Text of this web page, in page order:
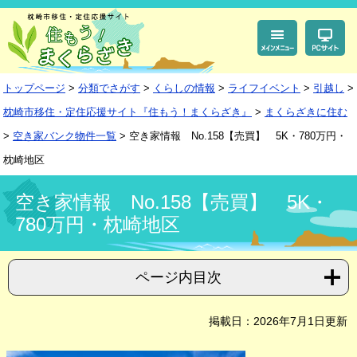
ペ
の
で
す。
メ
ー
ば
し
て
本
へ
トップページ > 分類でさがす > くらしの情報 > ライフイベント > 引越し >
枕崎市移住・定住応援サイト『住もう！まくらざき』 > まくらざきに住む
> 空き家バンク物件一覧 > 空き家情報 No.158【売買】 5K・780万円・
枕崎地区
文 空き家情報 No.158【売買】 5K・
780万円・枕崎地区
ページ内目次
掲載日：2026年7月1日更新